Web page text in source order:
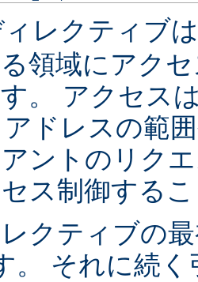
ィレクティブ
領域にアク
。 アクセス
アドレスの範
ントのリク
ス制御する
クティブの
。 それに続